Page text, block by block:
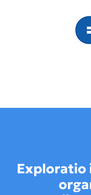
Exploratio